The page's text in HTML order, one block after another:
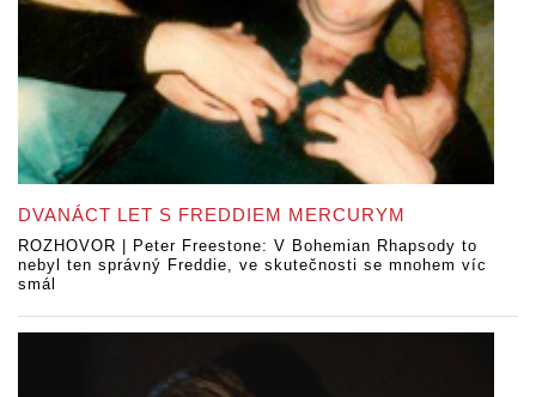
DVANÁCT LET S FREDDIEM MERCURYM
ROZHOVOR | Peter Freestone: V Bohemian Rhapsody to
nebyl ten správný Freddie, ve skutečnosti se mnohem víc
smál